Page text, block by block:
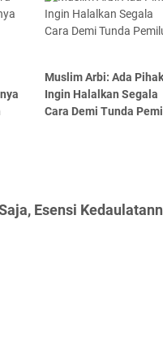
Muslim Arbi: Ada Pihak
Ingin Halalkan Segala
Cara Demi Tunda
Esensi